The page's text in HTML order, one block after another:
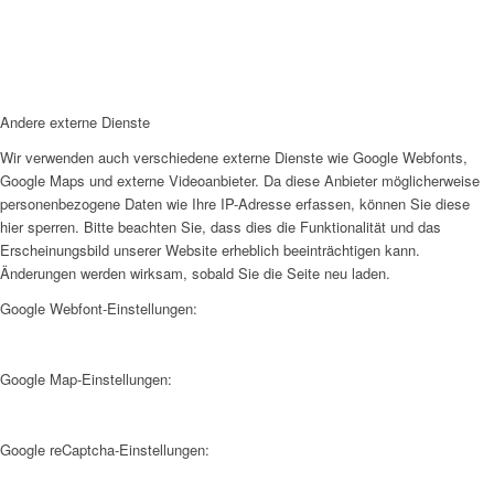
Andere externe Dienste
Wir verwenden auch verschiedene externe Dienste wie Google Webfonts,
Google Maps und externe Videoanbieter. Da diese Anbieter möglicherweise
personenbezogene Daten wie Ihre IP-Adresse erfassen, können Sie diese
hier sperren. Bitte beachten Sie, dass dies die Funktionalität und das
Erscheinungsbild unserer Website erheblich beeinträchtigen kann.
Änderungen werden wirksam, sobald Sie die Seite neu laden.
Google Webfont-Einstellungen:
Google Map-Einstellungen:
Google reCaptcha-Einstellungen: